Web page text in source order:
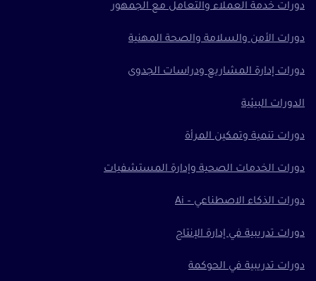
دورات خدمة العملاء والتعامل مع الجمهور
دورات الأمن والسلامة والصحة المهنية
دورات إدارة المشاريع ودراسات الجدوى
الدورات البيئية
دورات تنمية وتمكين المرأة
دورات الخدمات الصحية وإدارة المستشفيات
دورات الذكاء الاصطناعي – Ai
دورات تدريبية في إدارة الإنتاج
دورات تدريبية في الحوكمة